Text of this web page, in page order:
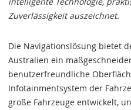
Zuverlässigkeit auszeichnet.
Die Navigationslösung bietet
Australien ein
benutzerfreundliche
Infotainmentsystem der
große Fahrzeuge entwickelt,